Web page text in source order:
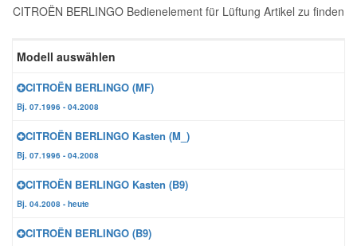
CITROËN BERLINGO Bedienelement für Lüftung Artikel zu finden
Modell auswählen
CITROËN BERLINGO (MF)
Bj. 07.1996 - 04.2008
CITROËN BERLINGO Kasten (M_)
Bj. 07.1996 - 04.2008
CITROËN BERLINGO Kasten (B9)
Bj. 04.2008 - heute
CITROËN BERLINGO (B9)
Zündanlage und Glühanlage
Winter-Autozubehör
Hyundai Ersatzteile